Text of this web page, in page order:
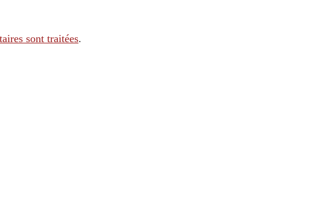
sont traitées.